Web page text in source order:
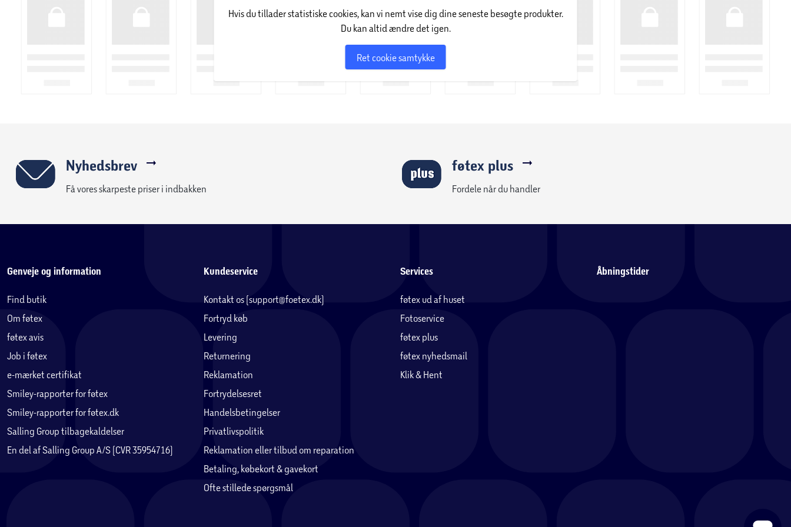
er produceret i en stålkonstruktion, hvortil der er kombineret med blødere materiale. Dette gør havemøbler
Stålet er på de fleste havemøbler overfladebehandlet, for at maksimere levetiden på møblet.
Hvis du tillader statistiske cookies, kan vi nemt vise dig dine seneste besøgte produkter.
Du kan altid ændre det igen.
Ret cookie samtykke
Nyhedsbrev
Få vores skarpeste priser i indbakken
føtex plus
Fordele når du handler
Genveje og information
Find butik
Om føtex
føtex avis
Job i føtex
e-mærket certifikat
Smiley-rapporter for føtex
Smiley-rapporter for føtex.dk
Salling Group tilbagekaldelser
En del af Salling Group A/S (CVR 35954716)
Kundeservice
Kontakt os (support@foetex.dk)
Fortryd køb
Levering
Returnering
Reklamation
Fortrydelsesret
Handelsbetingelser
Privatlivspolitik
Reklamation eller tilbud om reparation
Betaling, købekort & gavekort
Ofte stillede spørgsmål
Services
føtex ud af huset
Fotoservice
føtex plus
føtex nyhedsmail
Klik & Hent
Åbningstider